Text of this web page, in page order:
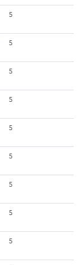
5
5
5
5
5
5
5
5
5